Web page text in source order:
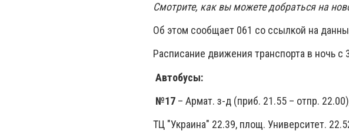
Смотрите, как вы можете добраться на
Об этом сообщает 061 со ссылкой на
Расписание движения транспорта в ночь с
Автобусы:
№17 – Армат. з-д (приб. 21.55 – отпр.
ТЦ "Украина" 22.39, площ. Университет.